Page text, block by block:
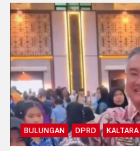
BULUNGAN DPRD KALTARA